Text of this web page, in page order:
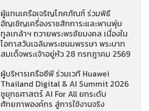
ผู้แทนเครือเจริญโภคภัณฑ์ ร่วมพิธี
อัญเชิญเครื่องราชสักการะและพานพุ่ม
ทูลเกล้าฯ ถวายพระพรชัยมงคล เนื่องใน
โอกาสวันเฉลิมพระชนมพรรษา พระบาท
สมเด็จพระเจ้าอยู่หัว 28 กรกฎาคม 2569
ผู้บริหารเครือซีพี ร่วมเวที Huawei
Thailand Digital & AI Summit 2026
ชูยุทธศาสตร์ AI For All ยกระดับ
ศักยภาพองค์กร สู่การใช้งานจริง